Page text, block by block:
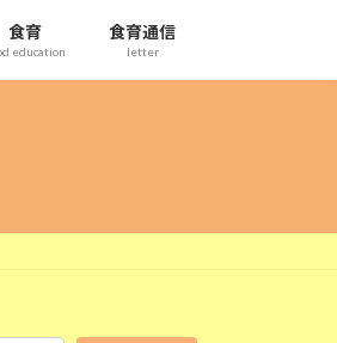
食育
education
食育通信
letter